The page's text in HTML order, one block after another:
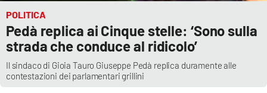
Lacplay.it
Lactv.it
Laconair.it
POLITICA
Pedà replica ai Cinque stelle: ‘Sono sulla
strada che conduce al ridicolo’
Il sindaco di Gioia Tauro Giuseppe Pedà replica duramente alle
contestazioni dei parlamentari grillini